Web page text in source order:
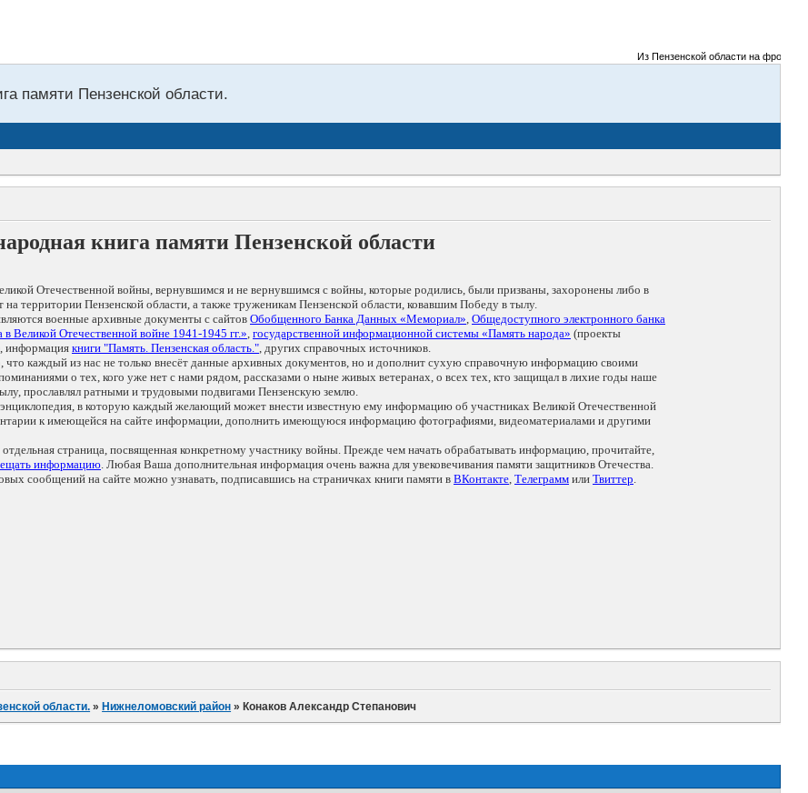
Из Пензенской области на фронты
памяти Пензенской области.
книга памяти Пензенской области
Отечественной войны, вернувшимся и не вернувшимся с войны, которые родились, были призваны, захоронены либо в
территории Пензенской области, а также труженикам Пензенской области, ковавшим Победу в тылу.
военные архивные документы с сайтов Обобщенного Банка Данных «Мемориал», Общедоступного электронного банка
Великой Отечественной войне 1941-1945 гг.», государственной информационной системы «Память народа» (проекты
информациякниги "Память. Пензенская область.", других справочных источников.
что каждый из нас не только внесёт данные архивных документов, но и дополнит сухую справочную информацию своими
о тех, кого уже нет с нами рядом, рассказами о ныне живых ветеранах, о всех тех, кто защищал в лихие годы наше
прославлял ратными и трудовыми подвигами Пензенскую землю.
в которую каждый желающий может внести известную ему информацию об участниках Великой Отечественной
к имеющейся на сайте информации, дополнить имеющуюся информацию фотографиями, видеоматериалами и другими
страница, посвященная конкретному участнику войны. Прежде чем начать обрабатывать информацию, прочитайте,
информацию. Любая Ваша дополнительная информация очень важна для увековечивания памяти защитников Отечества.
сообщений на сайте можно узнавать, подписавшись на страничках книги памяти в ВКонтакте, Телеграмм или Твиттер.
области. » Нижнеломовский район » Конаков Александр Степанович